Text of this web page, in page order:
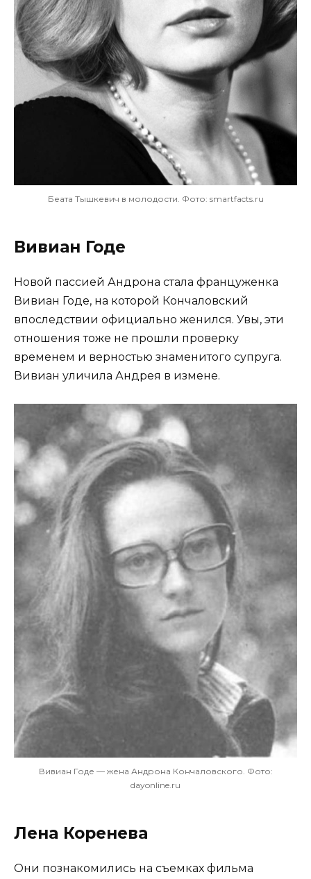
Беата Тышкевич в молодости. Фото: smartfacts.ru
Вивиан Годе
Новой пассией Андрона стала француженка
Вивиан Годе, на которой Кончаловский
впоследствии официально женился. Увы, эти
отношения тоже не прошли проверку
временем и верностью знаменитого супруга.
Вивиан уличила Андрея в измене.
Вивиан Годе — жена Андрона Кончаловского. Фото:
dayonline.ru
Лена Коренева
Они познакомились на съемках фильма